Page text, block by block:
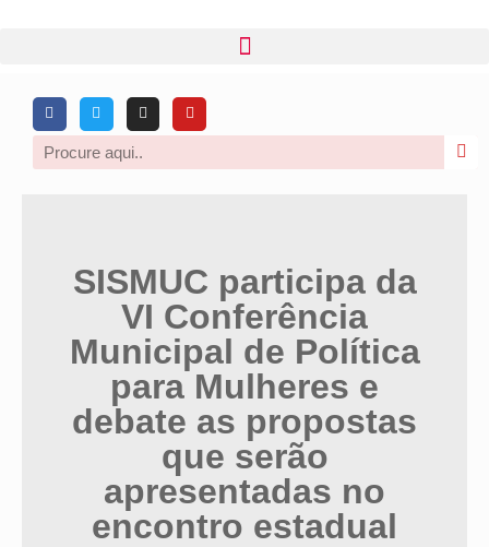
SISMUC participa da
VI Conferência
Municipal de Política
para Mulheres e
debate as propostas
que serão
apresentadas no
encontro estadual